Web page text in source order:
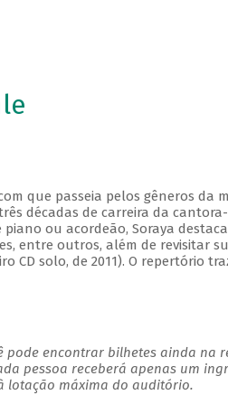
que passeia pelos gêneros da
décadas de carreira da
ou acordeão, Soraya destaca
entre outros, além de revisitar
CD solo, de 2011). O repertório
encontrar bilhetes ainda na
pessoa receberá apenas um
lotação máxima do auditório.